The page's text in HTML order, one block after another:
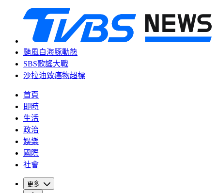
颱風白海豚動態
SBS歌謠大戰
沙拉油致癌物超標
首頁
即時
生活
政治
娛樂
國際
社會
更多